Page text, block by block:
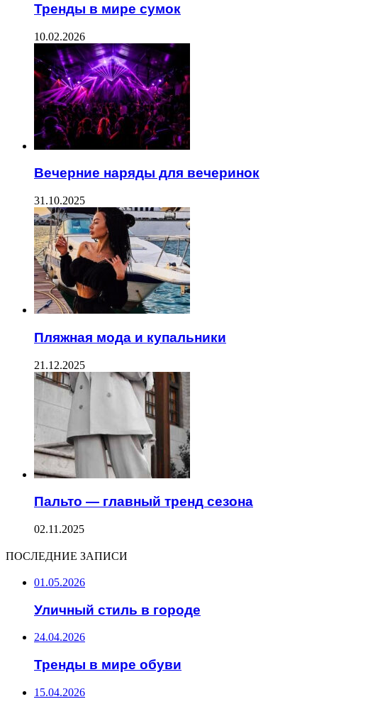
Тренды в мире сумок
10.02.2026
Вечерние наряды для вечеринок
31.10.2025
Пляжная мода и купальники
21.12.2025
Пальто — главный тренд сезона
02.11.2025
ПОСЛЕДНИЕ ЗАПИСИ
01.05.2026
Уличный стиль в городе
24.04.2026
Тренды в мире обуви
15.04.2026